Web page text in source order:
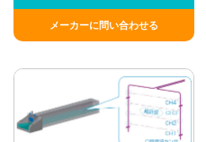
メーカーに問い合わせる